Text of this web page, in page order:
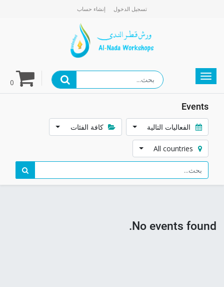
تسجيل الدخول إنشاء حساب
0
Events
الفعاليات التالية كافة الفئات
No events found.